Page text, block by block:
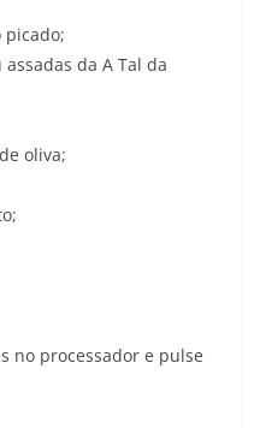
picado;
da A Tal da
oliva;
no processador e pulse